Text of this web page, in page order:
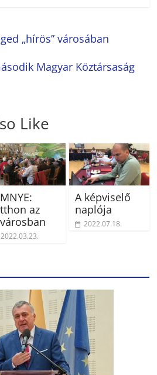
„hírös” városában
Magyar Köztársaság
Like
az
2022.03.23.
A képviselő
naplója
2022.07.18.